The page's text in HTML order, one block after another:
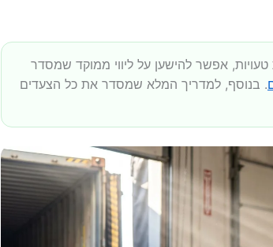
אפשר להישען על ליווי ממוקד שמסדר
. בנוסף, למדריך המלא שמסדר את כל הצעדים